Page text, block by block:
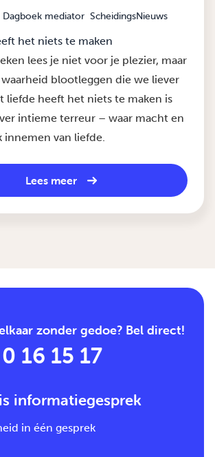
Dagboek mediator ScheidingsNieuws
het niets te maken
lees je niet voor je plezier, maar
blootleggen die we liever
liefde heeft het niets te maken is
intieme terreur – waar macht en
innemen van liefde.
Lees meer
zonder gedoe? Bel direct!
16 15 17
informatiegesprek
in één gesprek